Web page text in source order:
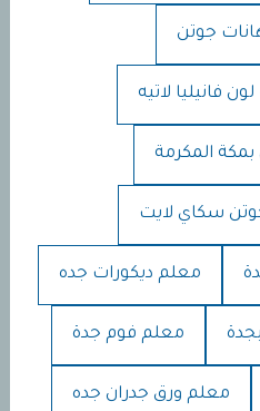
جوتن
فانيليا لاتيه
المكرمة
سكاي لايت
معلم ديكورات جده
معلم فوم جدة
معلم ورق جدران جده